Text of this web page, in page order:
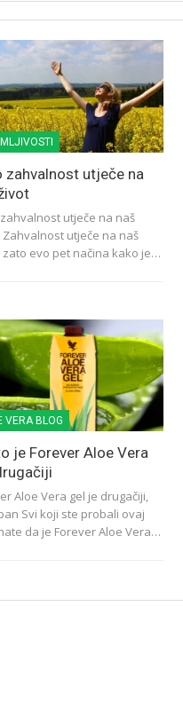
zahvalnost utječe na
utječe na naš
Zahvalnost utječe na naš
zato evo pet načina kako je…
VERA BLOG
je Forever Aloe Vera
Aloe Vera gel je drugačiji,
Svi koji ste probali ovaj
da je Forever Aloe Vera…